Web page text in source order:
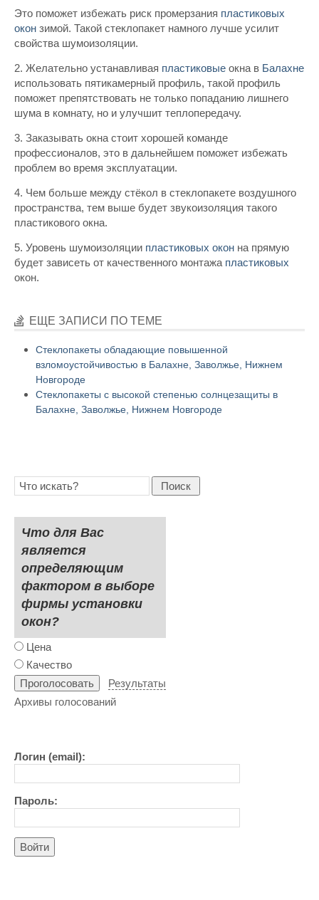
Это поможет избежать риск промерзания пластиковых
окон зимой. Такой стеклопакет намного лучше усилит
свойства шумоизоляции.
2. Желательно устанавливая пластиковые окна в Балахне
использовать пятикамерный профиль, такой профиль
поможет препятствовать не только попаданию лишнего
шума в комнату, но и улучшит теплопередачу.
3. Заказывать окна стоит хорошей команде
профессионалов, это в дальнейшем поможет избежать
проблем во время эксплуатации.
4. Чем больше между стёкол в стеклопакете воздушного
пространства, тем выше будет звукоизоляция такого
пластикового окна.
5. Уровень шумоизоляции пластиковых окон на прямую
будет зависеть от качественного монтажа пластиковых
окон.
ЕЩЕ ЗАПИСИ ПО ТЕМЕ
Стеклопакеты обладающие повышенной
взломоустойчивостью в Балахне, Заволжье, Нижнем
Новгороде
Стеклопакеты с высокой степенью солнцезащиты в
Балахне, Заволжье, Нижнем Новгороде
Поиск
Что для Вас
является
определяющим
фактором в выборе
фирмы установки
окон?
Цена
Качество
Результаты
Архивы голосований
Логин (email):
Пароль:
Войти